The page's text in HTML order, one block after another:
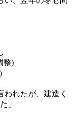
整)
われたが、建造く
」